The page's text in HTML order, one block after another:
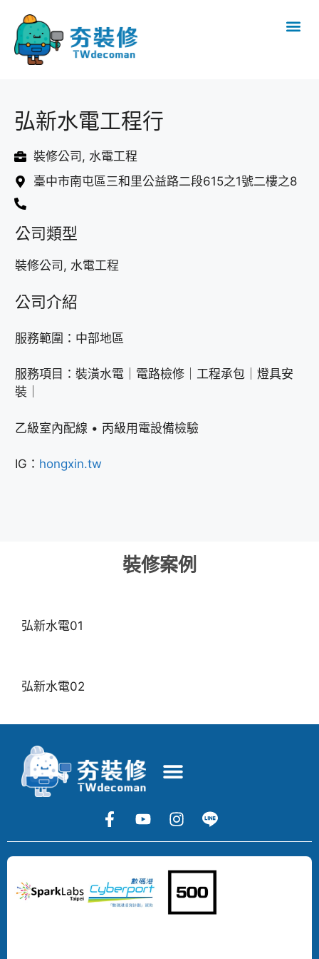
弘新水電工程行
裝修公司, 水電工程
臺中市南屯區三和里公益路二段615之1號二樓之8
公司類型
裝修公司, 水電工程
公司介紹
服務範圍：中部地區
服務項目：裝潢水電｜電路檢修｜工程承包｜燈具安
裝｜
乙級室內配線 • 丙級用電設備檢驗
IG： hongxin.tw
裝修案例
弘新水電01
弘新水電02
Copyright
2024
DECOMAN